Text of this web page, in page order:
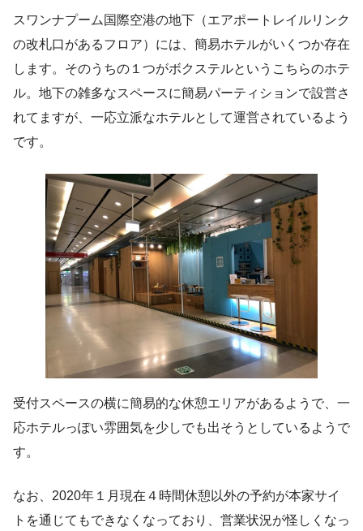
スワンナプーム国際空港の地下（エアポートレイルリンク
の改札口があるフロア）には、簡易ホテルがいくつか存在
します。そのうちの１つがボクステルというこちらのホテ
ル。地下の雑多なスペースに簡易パーティションで設営さ
れてますが、一応立派なホテルとして運営されているよう
です。
受付スペースの横に簡易的な休憩エリアがあるようで、一
応ホテルっぽい雰囲気を少しでも出そうとしているようで
す。
なお、2020年１月現在４時間休憩以外の予約が本家サイ
トを通じてもできなくなっており、営業状況が怪しくなっ